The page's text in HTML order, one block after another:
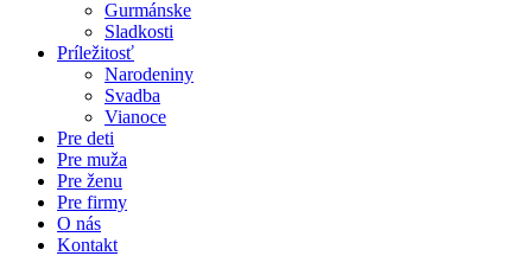
Gurmánske
Sladkosti
Príležitosť
Narodeniny
Svadba
Vianoce
Pre deti
Pre muža
Pre ženu
Pre firmy
O nás
Kontakt